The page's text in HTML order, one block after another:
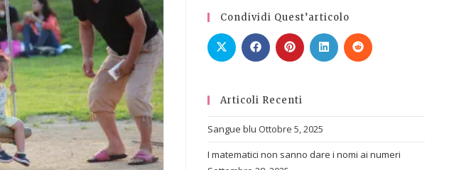
Condividi Quest’articolo
Articoli Recenti
Sangue blu Ottobre 5, 2025
I matematici non sanno dare i nomi ai numeri